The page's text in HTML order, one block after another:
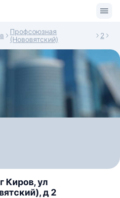
Профсоюзная
(Нововятский)
2
Киров, ул
д 2